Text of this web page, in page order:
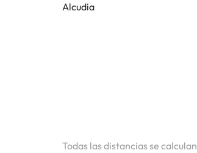
Alcudia
Todas las distancias se